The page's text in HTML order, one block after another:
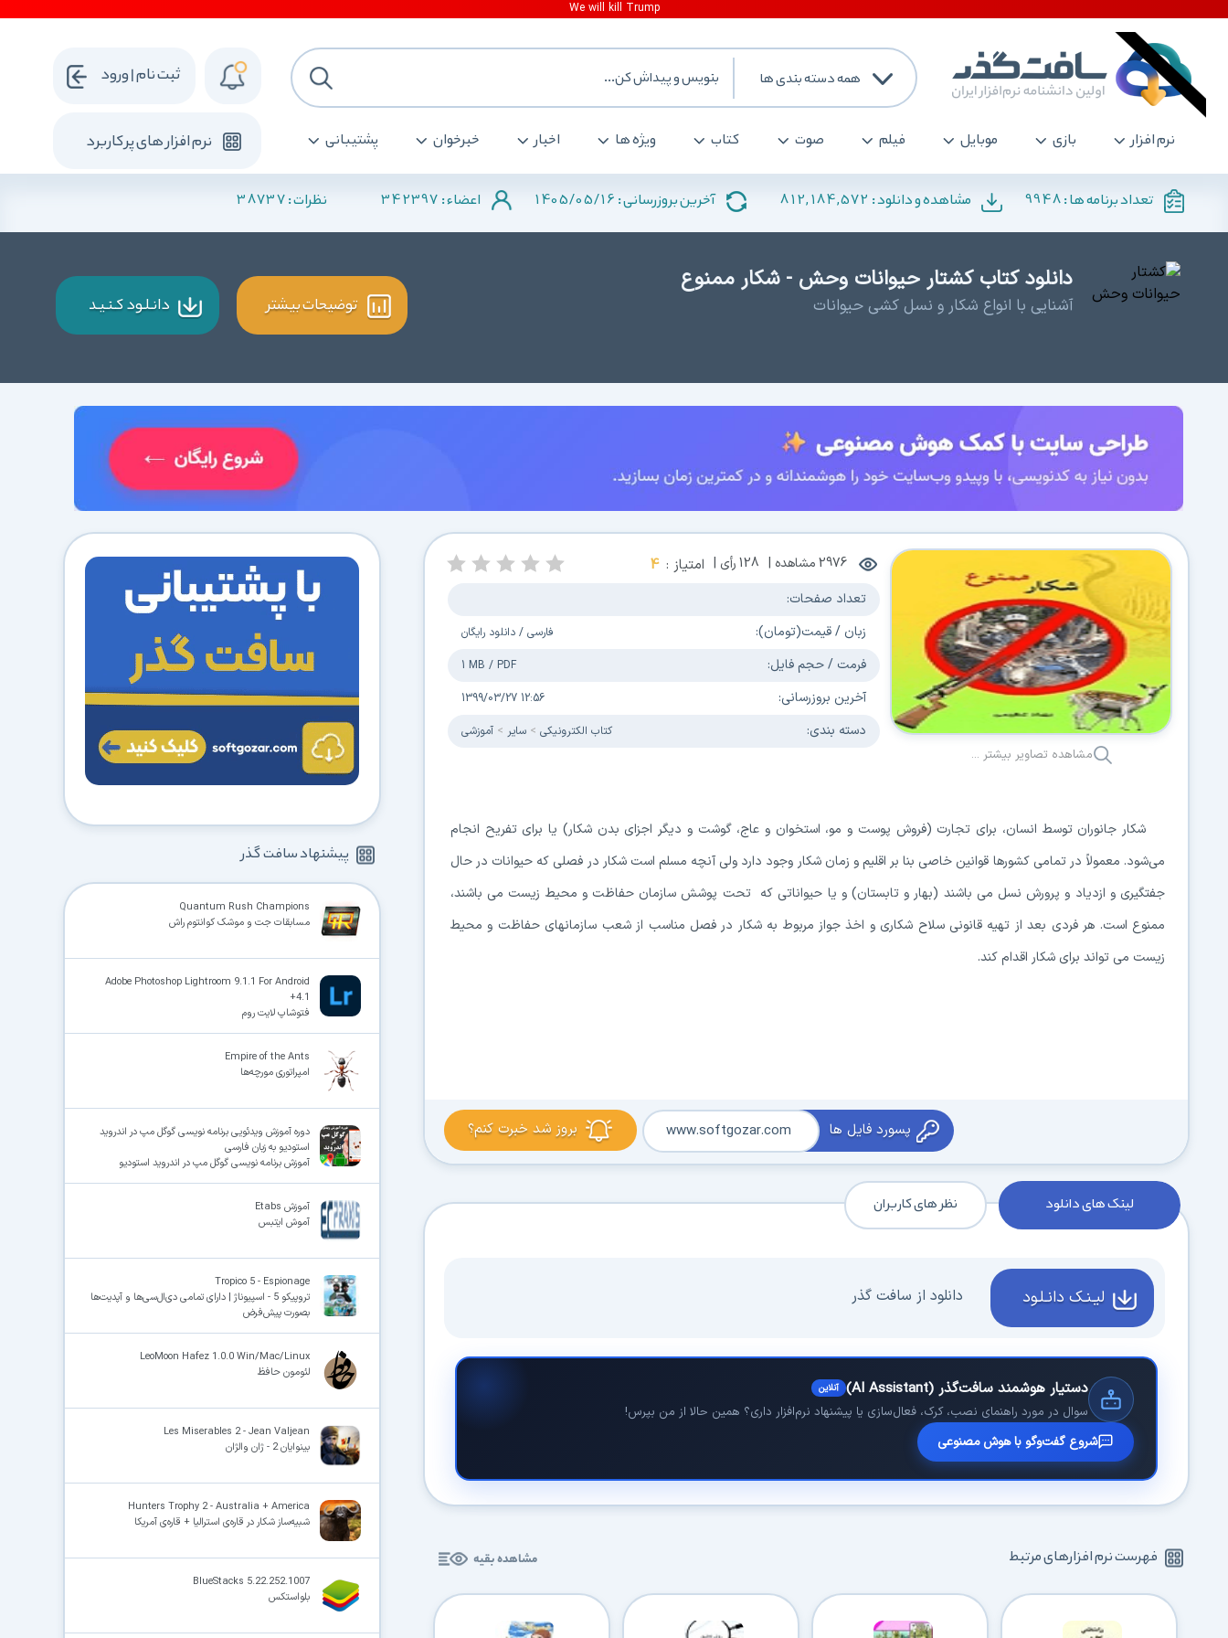
همه دسته بندی ها
نرم افزار بازی موبایل فیلم صوت کتاب ویژه ها اخبار خبرخوان پشتیبانی نرم افزار های پرکاربرد
ثبت نام | ورود
تعداد برنامه ها :9948 مشاهده و دانلود : 812,184,572 آخرین بروزرسانی : 1405/05/16 اعضاء : 342397 نظرات :38737
دانلود کتاب کشتار حیوانات وحش - شکار ممنوع
آشنایی با انواع شکار و نسل کشی حیوانات توضیحات بیشتر دانـلـود کـنـیـد
مشاهده تصاویر بیشتر ...
2976مشاهده | 128رأی | امتیاز : 4
تعداد صفحات:
زبان / قیمت(تومان):
فارسی / دانلود رایگان
فرمت / حجم فایل: 1 MB / PDF
آخرین بروزرسانی: 1399/03/27 12:56
دسته بندی: كتاب الكترونیکی سایر آموزشی
شکار جانوران توسط انسان، برای تجارت (فروش پوست و مو، استخوان و عاج، گوشت و دیگر اجزای بدن شکار) یا برای تفریح انجام
می‌شود. معمولاً در تمامی کشورها قوانین خاصی بنا بر اقلیم و زمان شکار وجود دارد ولی آنچه مسلم است شکار در فصلی که حیوانات در حال
جفتگیری و ازدیاد و پرورش نسل می باشند (بهار و تابستان) و یا حیواناتی که تحت پوشش سازمان حفاظت و محیط زیست می باشند،
ممنوع است. هر فردی بعد از تهیه قانونی سلاح شکاری و اخذ جواز مربوط به شکار در فصل مناسب از شعب سازمانهای حفاظت و محیط
زیست می تواند برای شکار اقدام کند.
بروز شد خبرت کنم؟ پسورد فایل ها www.softgozar.com
لینک های دانلود نظر های کاربران
لیـنـک دانـلـود دانلود از سافت گذر
دستیار هوشمند سافت‌گذر (AI Assistant) آنلاین
سوال در مورد راهنمای نصب، کرک، فعال‌سازی یا پیشنهاد نرم‌افزار داری؟ همین حالا از من بپرس!
شروع گفت‌وگو با هوش مصنوعی
فهرست نرم افزارهای مرتبط مشاهده بقیه
پیشنهاد سافت گذر
Quantum Rush Champions
مسابقات جت و موشک کوانتوم راش
Adobe Photoshop Lightroom 9.1.1 For Android
+4.1
فتوشاپ لایت روم
Empire of the Ants
امپراتوری مورچه‌ها
دوره آموزش ویدئویی برنامه نویسی گوگل مپ در اندروید
استودیو به زبان فارسی
آموزش برنامه نویسی گوگل مپ در اندروید استودیو
آموزش Etabs
آموش ایتبس
Tropico 5 - Espionage
تروپیکو 5 - اسپیوناژ | دارای تمامی دی‌ال‌سی‌ها و آپدیت‌ها
بصورت پیش‌فرض
LeoMoon Hafez 1.0.0 Win/Mac/Linux
لئومون حافظ
Les Miserables 2 - Jean Valjean
بینوایان 2 - ژان والژان
Hunters Trophy 2 - Australia + America
شبیه‌ساز شکار در قاره‌ی استرالیا + قاره‌ی آمریکا
BlueStacks 5.22.252.1007
بلواستکس